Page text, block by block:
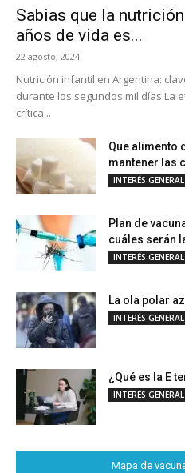
Sabias que la
años de vida es...
22 agosto, 2024
Nutrición infantil en Argentina:
durante los segundos mil días La
crítica...
Que alimento
mantener las
INTERÉS GENERAL
Plan de
cuáles serán
INTERÉS GENERAL
La ola polar
INTERÉS GENERAL
¿Qué es la E
INTERÉS GENERAL
Mapa de